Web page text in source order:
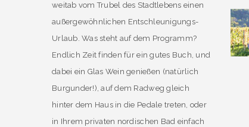
weitab vom Trubel des Stadtlebens einen
außergewöhnlichen Entschleunigungs-
Urlaub. Was steht auf dem Programm?
Endlich Zeit finden für ein gutes Buch, und
dabei ein Glas Wein genießen (natürlich
Burgunder!), auf dem Radweg gleich
hinter dem Haus in die Pedale treten, oder
in Ihrem privaten nordischen Bad einfach